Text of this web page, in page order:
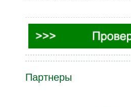
Партнеры